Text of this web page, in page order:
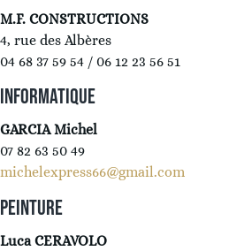
M.F. CONSTRUCTIONS
4, rue des Albères
04 68 37 59 54 / 06 12 23 56 51
INFORMATIQUE
GARCIA Michel
07 82 63 50 49
michelexpress66@gmail.com
PEINTURE
Luca CERAVOLO